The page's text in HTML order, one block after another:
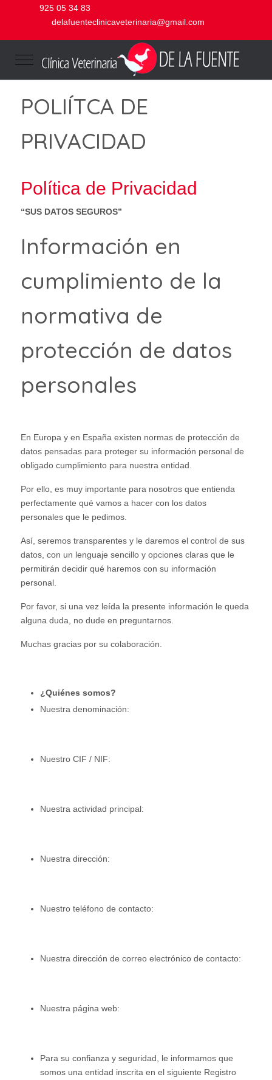
925 05 34 83
delafuenteclinicaveterinaria@gmail.com
Mobile Menu Toggle
POLIÍTCA DE
PRIVACIDAD
Política de Privacidad
“SUS DATOS SEGUROS”
Información en
cumplimiento de la
normativa de
protección de datos
personales
En Europa y en España existen normas de protección de
datos pensadas para proteger su información personal de
obligado cumplimiento para nuestra entidad.
Por ello, es muy importante para nosotros que entienda
perfectamente qué vamos a hacer con los datos
personales que le pedimos.
Así, seremos transparentes y le daremos el control de sus
datos, con un lenguaje sencillo y opciones claras que le
permitirán decidir qué haremos con su información
personal.
Por favor, si una vez leída la presente información le queda
alguna duda, no dude en preguntarnos.
Muchas gracias por su colaboración.
¿Quiénes somos?
Nuestra denominación:
Nuestro CIF / NIF:
Nuestra actividad principal:
Nuestra dirección:
Nuestro teléfono de contacto:
Nuestra dirección de correo electrónico de contacto:
Nuestra página web:
Para su confianza y seguridad, le informamos que
somos una entidad inscrita en el siguiente Registro